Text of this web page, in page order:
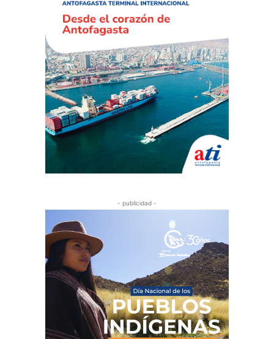
- publicidad -